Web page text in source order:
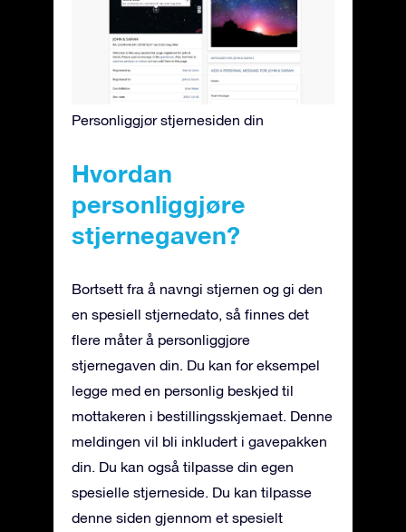
Personliggjør stjernesiden din
Hvordan
personliggjøre
stjernegaven?
Bortsett fra å navngi stjernen og gi den
en spesiell stjernedato, så finnes det
flere måter å personliggjøre
stjernegaven din. Du kan for eksempel
legge med en personlig beskjed til
mottakeren i bestillingsskjemaet. Denne
meldingen vil bli inkludert i gavepakken
din. Du kan også tilpasse din egen
spesielle stjerneside. Du kan tilpasse
denne siden gjennom et spesielt